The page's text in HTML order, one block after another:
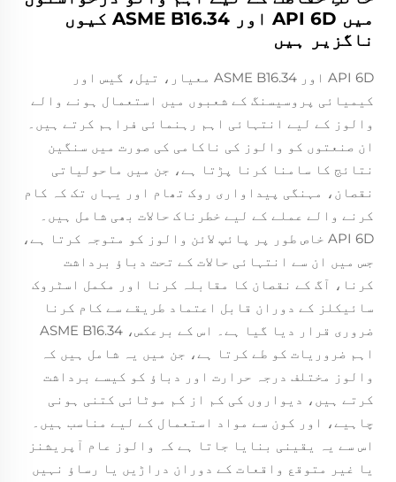
میں API 6D اور ASME B16.34 کیوں
ناگزیر ہیں
API 6D اور ASME B16.34 معیار، تیل، گیس اور
کیمیائی پروسیسنگ کے شعبوں میں استعمال ہونے والے
والوز کے لیے انتہائی اہم رہنمائی فراہم کرتے ہیں۔
ان صنعتوں کو والوز کی ناکامی کی صورت میں سنگین
نتائج کا سامنا کرنا پڑتا ہے، جن میں ماحولیاتی
نقصان، مہنگی پیداواری روک تھام اور یہاں تک کہ کام
کرنے والے عملے کے لیے خطرناک حالات بھی شامل ہیں۔
API 6D خاص طور پر پائپ لائن والوز کو متوجہ کرتا ہے،
جس میں ان سے انتہائی حالات کے تحت دباؤ برداشت
کرنا، آگ کے نقصان کا مقابلہ کرنا اور مکمل اسٹروک
سائیکلز کے دوران قابل اعتماد طریقے سے کام کرنا
ضروری قرار دیا گیا ہے۔ اس کے برعکس، ASME B16.34
اہم ضروریات کو طے کرتا ہے، جن میں یہ شامل ہیں کہ
والوز مختلف درجہ حرارت اور دباؤ کو کیسے برداشت
کرتے ہیں، دیواروں کی کم از کم موٹائی کتنی ہونی
چاہیے، اور کون سے مواد استعمال کے لیے مناسب ہیں۔
اس سے یہ یقینی بنایا جاتا ہے کہ والوز عام آپریشنز
یا غیر متوقع واقعات کے دوران دراڑیں یا رساؤ نہیں